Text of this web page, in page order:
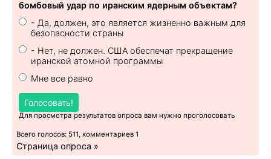
бомбовый удар по иранским ядерным объектам?
- Да, должен, это является жизненно важным для
безопасности страны
- Нет, не должен. США обеспечат прекращение
иранской атомной программы
Мне все равно
Голосовать!
Для просмотра результатов опроса вам нужно проголосовать
Всего голосов: 511, комментариев 1
Страница опроса »